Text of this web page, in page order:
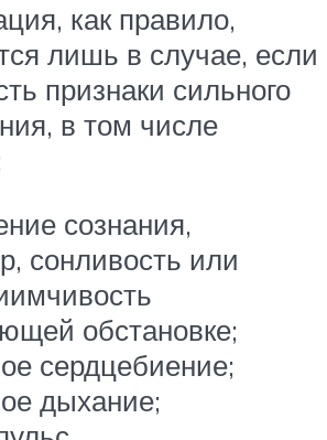
как правило,
лишь в случае, если
признаки сильного
в том числе
сознания,
сонливость или
обстановке;
сердцебиение;
дыхание;